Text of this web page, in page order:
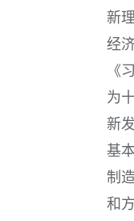
新
经
《
为
新
基
制
和